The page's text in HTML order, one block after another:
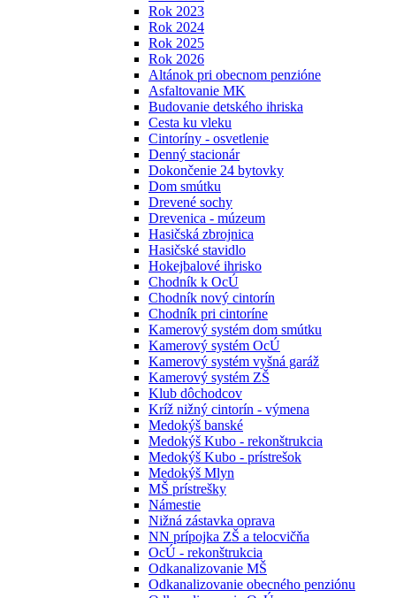
Rok 2023
Rok 2024
Rok 2025
Rok 2026
Altánok pri obecnom penzióne
Asfaltovanie MK
Budovanie detského ihriska
Cesta ku vleku
Cintoríny - osvetlenie
Denný stacionár
Dokončenie 24 bytovky
Dom smútku
Drevené sochy
Drevenica - múzeum
Hasičská zbrojnica
Hasičské stavidlo
Hokejbalové ihrisko
Chodník k OcÚ
Chodník nový cintorín
Chodník pri cintoríne
Kamerový systém dom smútku
Kamerový systém OcÚ
Kamerový systém vyšná garáž
Kamerový systém ZŠ
Klub dôchodcov
Kríž nižný cintorín - výmena
Medokýš banské
Medokýš Kubo - rekonštrukcia
Medokýš Kubo - prístrešok
Medokýš Mlyn
MŠ prístrešky
Námestie
Nižná zástavka oprava
NN prípojka ZŠ a telocvičňa
OcÚ - rekonštrukcia
Odkanalizovanie MŠ
Odkanalizovanie obecného penziónu